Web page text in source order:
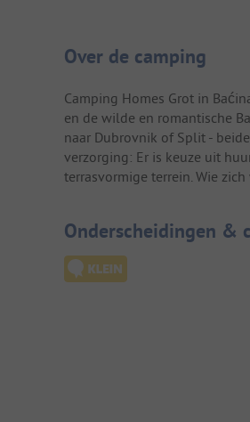
Camping
Over de camping
Camping Homes Grot in
en de wilde en romantische
naar Dubrovnik of Split -
verzorging: Er is keuze uit
terrasvormige terrein. Wie
Onderscheidingen &